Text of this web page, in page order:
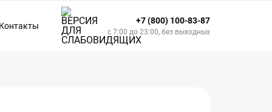
Контакты
+7 (800) 100-83-87
с 7:00 до 23:00, без выходных